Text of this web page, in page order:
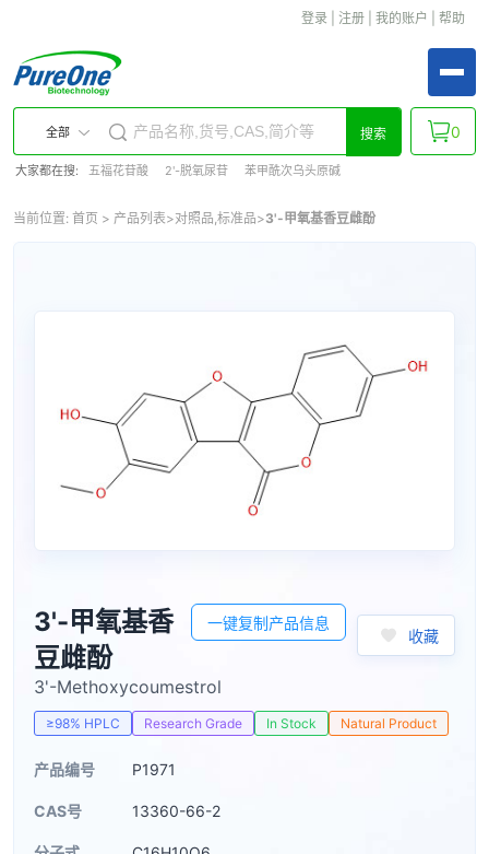
登录 注册 我的账户 帮助
全部 搜索
大家都在搜: 五福花苷酸 2'-脱氧尿苷 苯甲酰次乌头原碱
0
当前位置: 首页 > 产品列表>对照品,标准品>3'-甲氧基香豆雌酚
3'-甲氧基香
豆雌酚
一键复制产品信息
收藏
3'-Methoxycoumestrol
≥98% HPLC Research Grade In Stock Natural Product
产品编号 P1971
CAS号 13360-66-2